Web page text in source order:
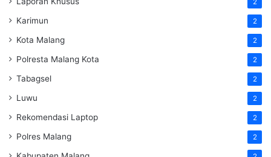
2
Karimun 2
Kota Malang 2
Polresta Malang Kota 2
Tabagsel 2
Luwu 2
Rekomendasi Laptop 2
Polres Malang 2